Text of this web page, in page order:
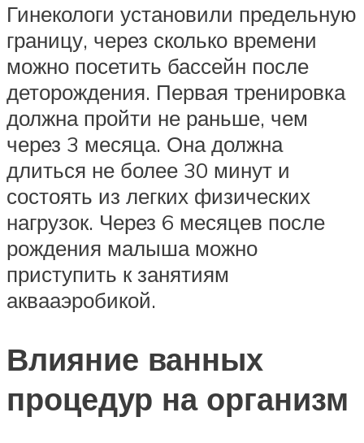
Гинекологи установили предельную
границу, через сколько времени
можно посетить бассейн после
деторождения. Первая тренировка
должна пройти не раньше, чем
через 3 месяца. Она должна
длиться не более 30 минут и
состоять из легких физических
нагрузок. Через 6 месяцев после
рождения малыша можно
приступить к занятиям
аквааэробикой.
Влияние ванных
процедур на организм